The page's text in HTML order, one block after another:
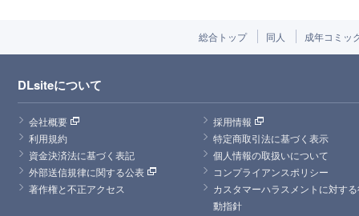
総合トップ 同人 成年コミッ
DLsiteについて
会社概要
採用情報
利用規約
特定商取引法に基づく表示
資金決済法に基づく表記
個人情報の取扱いについて
外部送信規律に関する公表
コンプライアンスポリシー
著作権と不正アクセス
カスタマーハラスメントに対す
動指針